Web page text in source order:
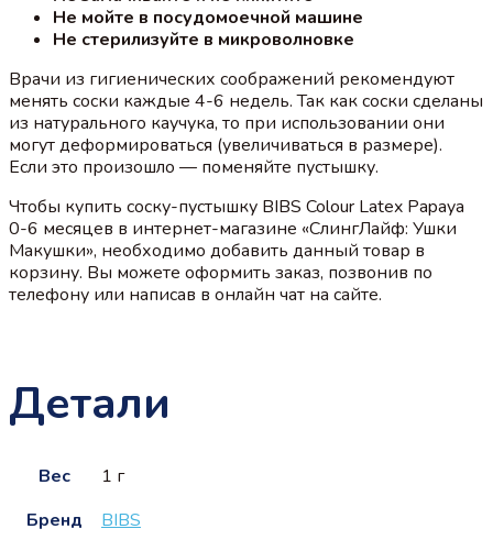
Не мойте в посудомоечной машине
Не стерилизуйте в микроволновке
Врачи из гигиенических соображений рекомендуют
менять соски каждые 4-6 недель. Так как соски сделаны
из натурального каучука, то при использовании они
могут деформироваться (увеличиваться в размере).
Если это произошло — поменяйте пустышку.
Чтобы купить соску-пустышку BIBS Colour Latex Papaya
0-6 меcяцев в интернет-магазине «СлингЛайф: Ушки
Макушки», необходимо добавить данный товар в
корзину. Вы можете оформить заказ, позвонив по
телефону или написав в онлайн чат на сайте.
Детали
Вес
1 г
Бренд
BIBS